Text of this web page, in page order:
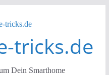
tricks.de
Dein Smarthome